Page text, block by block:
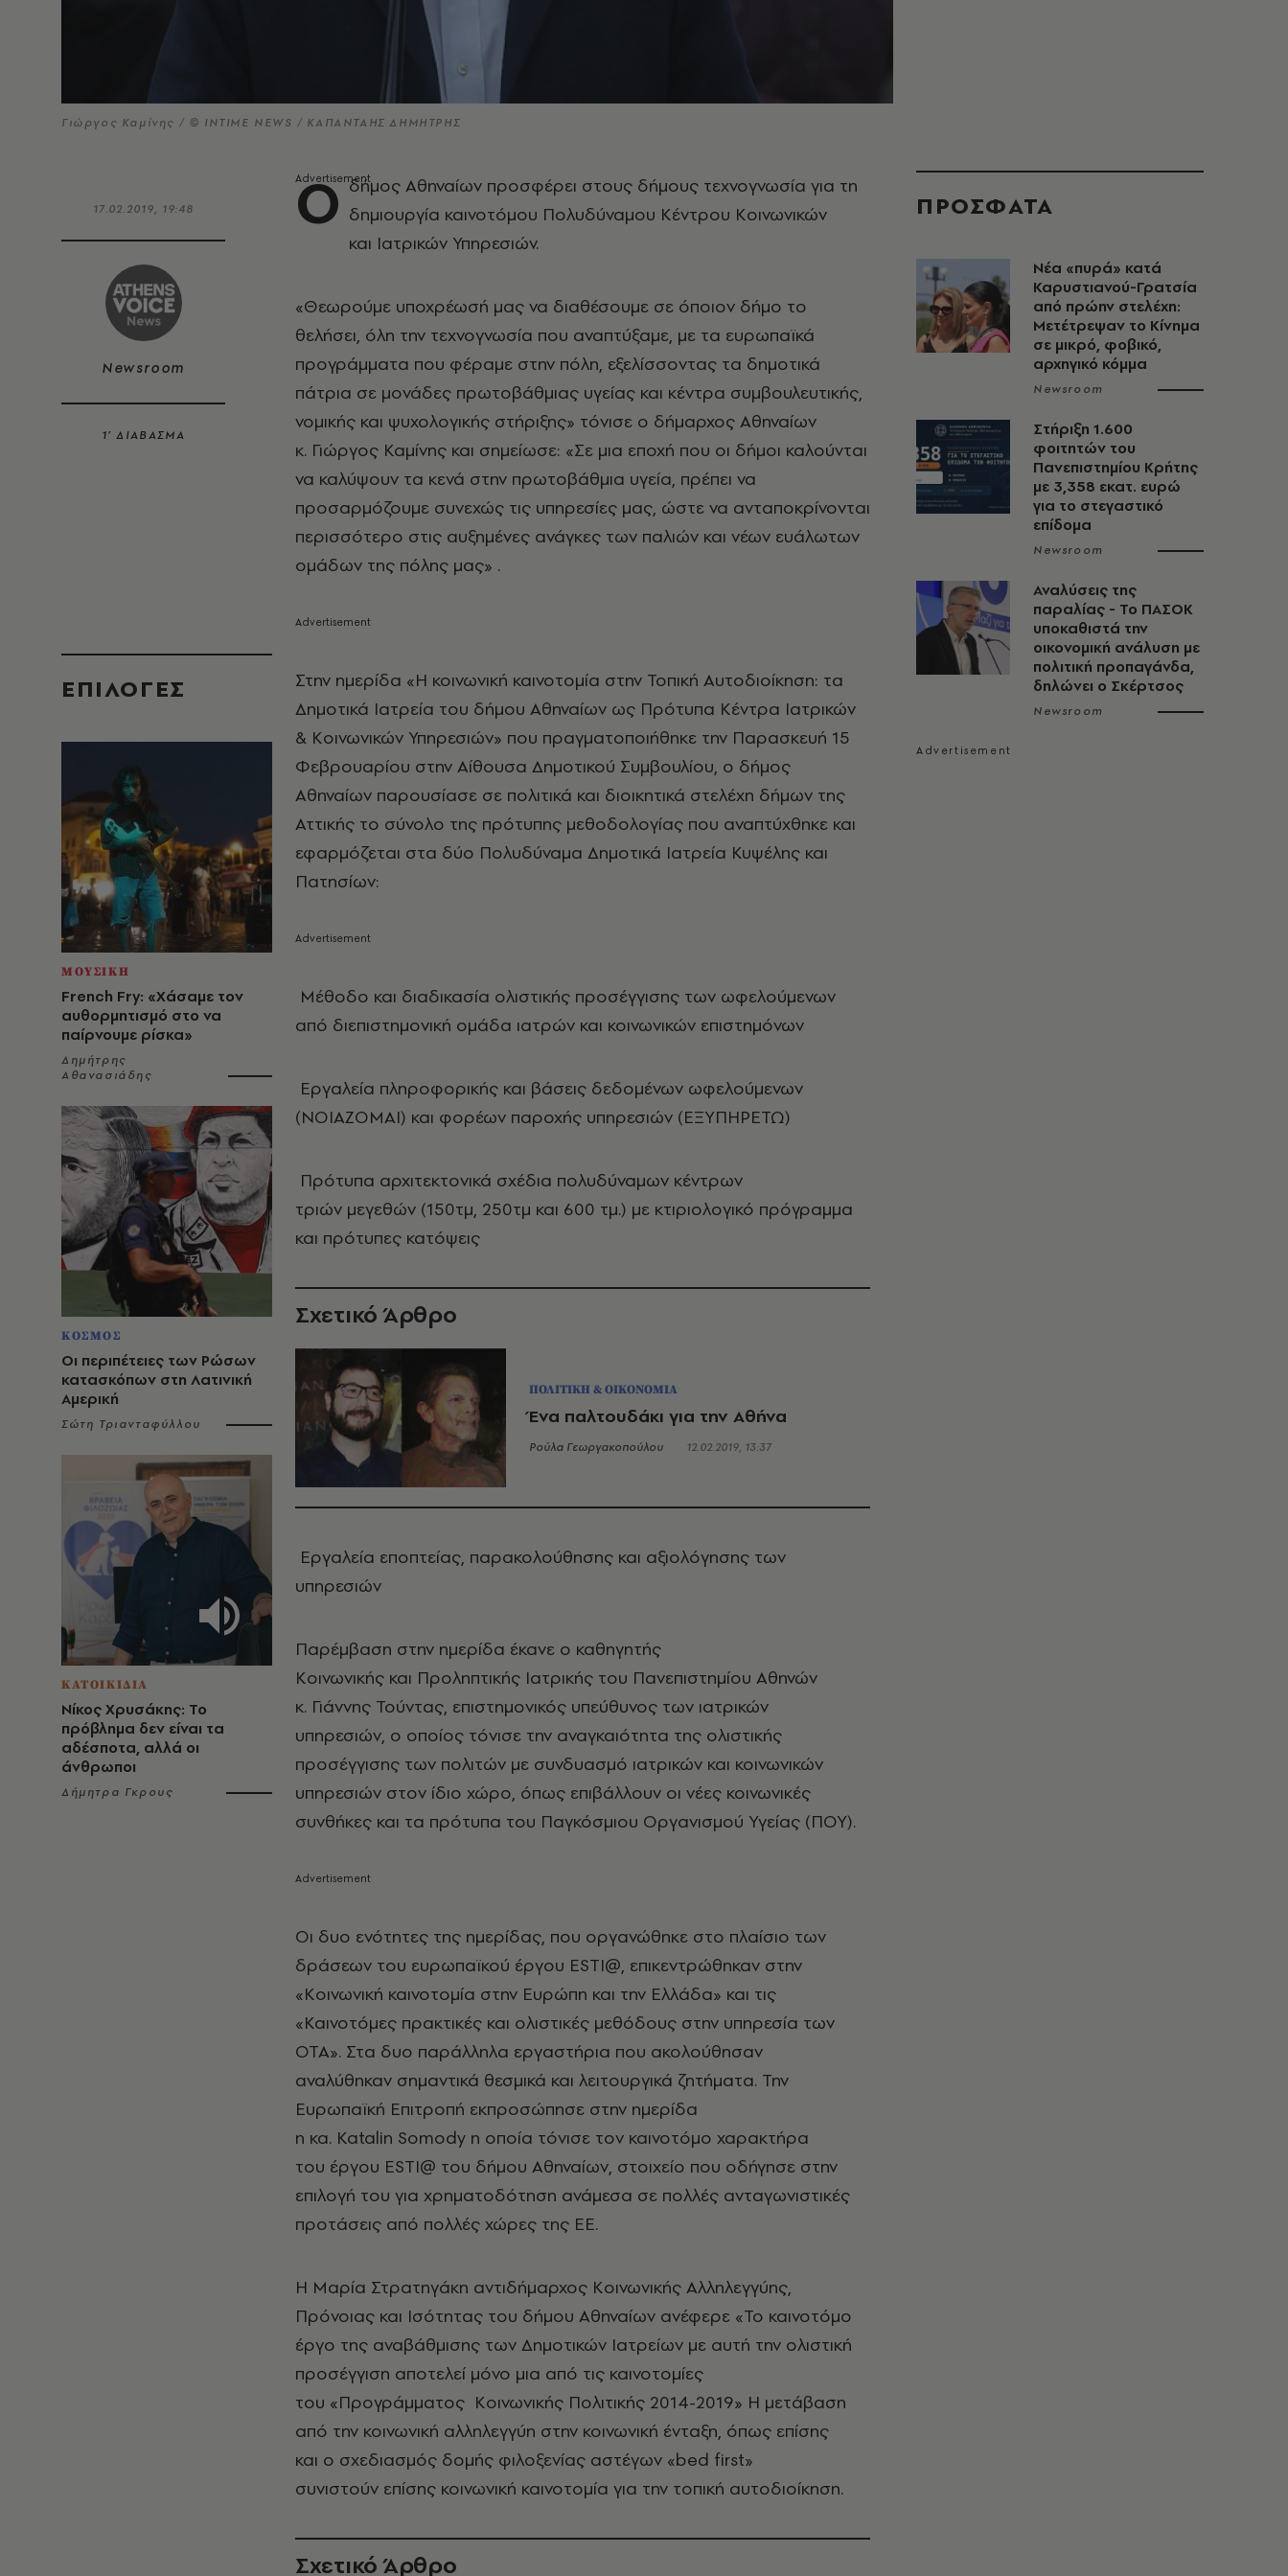
Γιώργος Καμίνης / © INTIME NEWS / ΚΑΠΑΝΤΑΗΣ ΔΗΜΗΤΡΗΣ
17.02.2019, 19:48
Newsroom
1’ ΔΙΑΒΑΣΜΑ
EΠΙΛΟΓΈΣ
ΜΟΥΣΙΚΗ
French Fry: «Χάσαμε τον
αυθορμητισμό στο να
παίρνουμε ρίσκα»
Δημήτρης
Αθανασιάδης
ΚΟΣΜΟΣ
Οι περιπέτειες των Ρώσων
κατασκόπων στη Λατινική
Αμερική
Σώτη Τριανταφύλλου
ΚΑΤΟΙΚΙΔΙΑ
Νίκος Χρυσάκης: Το
πρόβλημα δεν είναι τα
αδέσποτα, αλλά οι
άνθρωποι
Δήμητρα Γκρους
Ο δήμος Αθηναίων προσφέρει στους δήμους τεχνογνωσία για τη
δημιουργία καινοτόμου Πολυδύναμου Κέντρου Κοινωνικών
και Ιατρικών Υπηρεσιών.
«Θεωρούμε υποχρέωσή μας να διαθέσουμε σε όποιον δήμο το
θελήσει, όλη την τεχνογνωσία που αναπτύξαμε, με τα ευρωπαϊκά
προγράμματα που φέραμε στην πόλη, εξελίσσοντας τα δημοτικά
πάτρια σε μονάδες πρωτοβάθμιας υγείας και κέντρα συμβουλευτικής,
νομικής και ψυχολογικής στήριξης» τόνισε ο δήμαρχος Αθηναίων
κ. Γιώργος Καμίνης και σημείωσε: «Σε μια εποχή που οι δήμοι καλούνται
να καλύψουν τα κενά στην πρωτοβάθμια υγεία, πρέπει να
προσαρμόζουμε συνεχώς τις υπηρεσίες μας, ώστε να ανταποκρίνονται
περισσότερο στις αυξημένες ανάγκες των παλιών και νέων ευάλωτων
ομάδων της πόλης μας» .
Στην ημερίδα «Η κοινωνική καινοτομία στην Τοπική Αυτοδιοίκηση: τα
Δημοτικά Ιατρεία του δήμου Αθηναίων ως Πρότυπα Κέντρα Ιατρικών
& Κοινωνικών Υπηρεσιών» που πραγματοποιήθηκε την Παρασκευή 15
Φεβρουαρίου στην Αίθουσα Δημοτικού Συμβουλίου, ο δήμος
Αθηναίων παρουσίασε σε πολιτικά και διοικητικά στελέχη δήμων της
Αττικής το σύνολο της πρότυπης μεθοδολογίας που αναπτύχθηκε και
εφαρμόζεται στα δύο Πολυδύναμα Δημοτικά Ιατρεία Κυψέλης και
Πατησίων:
Μέθοδο και διαδικασία ολιστικής προσέγγισης των ωφελούμενων
από διεπιστημονική ομάδα ιατρών και κοινωνικών επιστημόνων
Εργαλεία πληροφορικής και βάσεις δεδομένων ωφελούμενων
(ΝΟΙΑΖΟΜΑΙ) και φορέων παροχής υπηρεσιών (ΕΞΥΠΗΡΕΤΩ)
Πρότυπα αρχιτεκτονικά σχέδια πολυδύναμων κέντρων
τριών μεγεθών (150τμ, 250τμ και 600 τμ.) με κτιριολογικό πρόγραμμα
και πρότυπες κατόψεις
Σχετικό Άρθρο
ΠΟΛΙΤΙΚΗ & ΟΙΚΟΝΟΜΙΑ
Ένα παλτουδάκι για την Αθήνα
Ρούλα Γεωργακοπούλου 12.02.2019, 13:37
Εργαλεία εποπτείας, παρακολούθησης και αξιολόγησης των
υπηρεσιών
Παρέμβαση στην ημερίδα έκανε ο καθηγητής
Κοινωνικής και Προληπτικής Ιατρικής του Πανεπιστημίου Αθηνών
κ. Γιάννης Τούντας, επιστημονικός υπεύθυνος των ιατρικών
υπηρεσιών, ο οποίος τόνισε την αναγκαιότητα της ολιστικής
προσέγγισης των πολιτών με συνδυασμό ιατρικών και κοινωνικών
υπηρεσιών στον ίδιο χώρο, όπως επιβάλλουν οι νέες κοινωνικές
συνθήκες και τα πρότυπα του Παγκόσμιου Οργανισμού Υγείας (ΠΟΥ).
Οι δυο ενότητες της ημερίδας, που οργανώθηκε στο πλαίσιο των
δράσεων του ευρωπαϊκού έργου ESTI@, επικεντρώθηκαν στην
«Κοινωνική καινοτομία στην Ευρώπη και την Ελλάδα» και τις
«Καινοτόμες πρακτικές και ολιστικές μεθόδους στην υπηρεσία των
ΟΤΑ». Στα δυο παράλληλα εργαστήρια που ακολούθησαν
αναλύθηκαν σημαντικά θεσμικά και λειτουργικά ζητήματα. Την
Ευρωπαϊκή Επιτροπή εκπροσώπησε στην ημερίδα
η κα. Katalin Somody η οποία τόνισε τον καινοτόμο χαρακτήρα
του έργου ESTI@ του δήμου Αθηναίων, στοιχείο που οδήγησε στην
επιλογή του για χρηματοδότηση ανάμεσα σε πολλές ανταγωνιστικές
προτάσεις από πολλές χώρες της ΕΕ.
Η Μαρία Στρατηγάκη αντιδήμαρχος Κοινωνικής Αλληλεγγύης,
Πρόνοιας και Ισότητας του δήμου Αθηναίων ανέφερε «Το καινοτόμο
έργο της αναβάθμισης των Δημοτικών Ιατρείων με αυτή την ολιστική
προσέγγιση αποτελεί μόνο μια από τις καινοτομίες
του «Προγράμματος Κοινωνικής Πολιτικής 2014-2019» Η μετάβαση
από την κοινωνική αλληλεγγύη στην κοινωνική ένταξη, όπως επίσης
και ο σχεδιασμός δομής φιλοξενίας αστέγων «bed first»
συνιστούν επίσης κοινωνική καινοτομία για την τοπική αυτοδιοίκηση.
Σχετικό Άρθρο
ΠΡΟΣΦΑΤΑ
Νέα «πυρά» κατά
Καρυστιανού-Γρατσία
από πρώην στελέχη:
Μετέτρεψαν το Κίνημα
σε μικρό, φοβικό,
αρχηγικό κόμμα
Newsroom
Στήριξη 1.600
φοιτητών του
Πανεπιστημίου Κρήτης
με 3,358 εκατ. ευρώ
για το στεγαστικό
επίδομα
Newsroom
Αναλύσεις της
παραλίας - Το ΠΑΣΟΚ
υποκαθιστά την
οικονομική ανάλυση με
πολιτική προπαγάνδα,
δηλώνει ο Σκέρτσος
Newsroom